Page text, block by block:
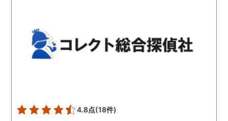
た私のケアをしっかりして
くださったおかげで、今は
元気に過ごせています。
して良かったと思ってい
4.8点(18件)